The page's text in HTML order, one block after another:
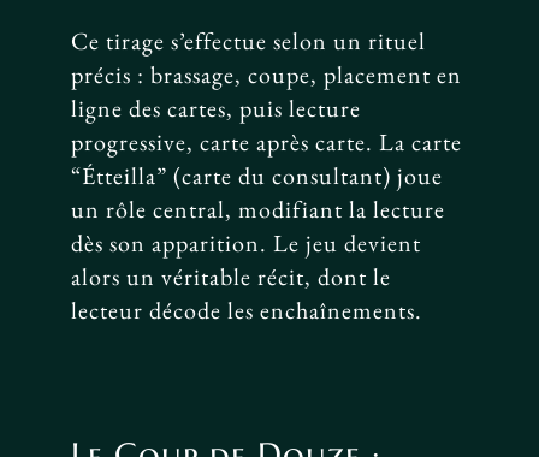
Ce tirage s’effectue selon un rituel
précis : brassage, coupe, placement en
ligne des cartes, puis lecture
progressive, carte après carte. La carte
“Étteilla” (carte du consultant) joue
un rôle central, modifiant la lecture
dès son apparition. Le jeu devient
alors un véritable récit, dont le
lecteur décode les enchaînements.